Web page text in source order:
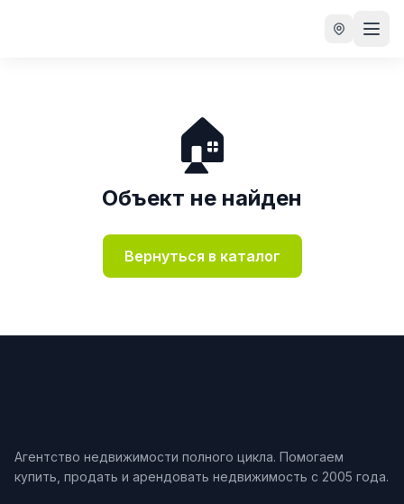
🏠
Объект не найден
Вернуться в каталог
Агентство недвижимости полного цикла. Помогаем
купить, продать и арендовать недвижимость с 2005 года.